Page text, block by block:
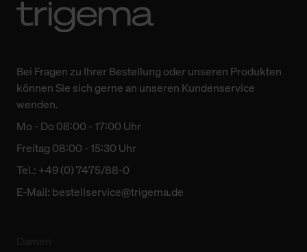
Bei Fragen zu Ihrer Bestellung oder unseren Produkten
können Sie sich gerne an unseren Kundenservice
wenden.
Mo - Do 08:00 - 17:00 Uhr
Freitag 08:00 - 15:30 Uhr
Tel.: +49 (0) 7475/88-0
E-Mail: bestellservice@trigema.de